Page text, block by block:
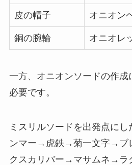
皮の帽子 オニオン
銅の腕輪 オニオレ
一方、オニオンソードの作成
必要です。
ミスリルソードを出発点に
ンマー→虎鉄→菊一文字→ブ
クスカリバー→マサムネ→ラ